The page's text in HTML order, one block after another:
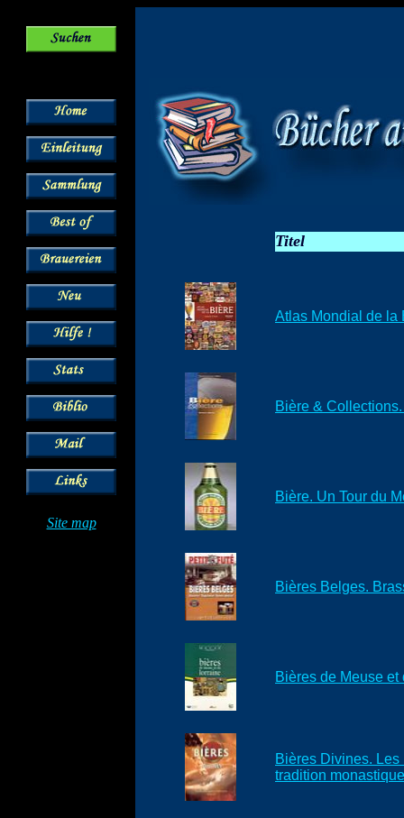
Site map
Titel
Atlas Mondial de la
Bière &
Bière. Un Tour du
Bières Belges.
Bières de Meuse et
Bières Divines.
tradition